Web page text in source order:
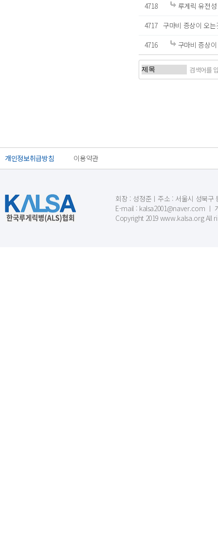
4718
루게릭 유전
4717 구마비 증상이 오
4716
구마비 증상
개인정보취급방침 이용약관
회장 : 성정준ㅣ주소 : 서울시 성북구
E-mail : kalsa2001@naver.com ㅣ
Copyright 2019 www.kalsa.org All